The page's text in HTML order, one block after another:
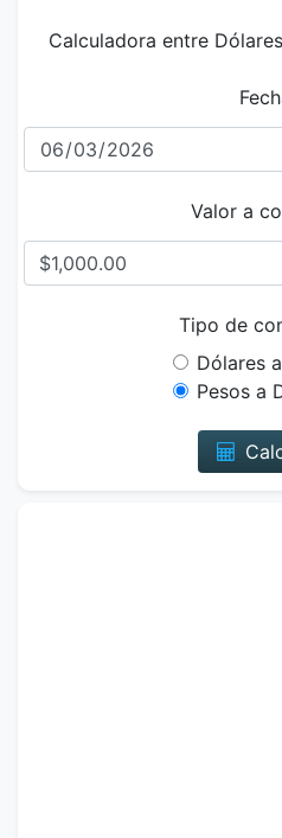
Calculadora entre
Valor a
Tipo de
Dólares
Pesos a